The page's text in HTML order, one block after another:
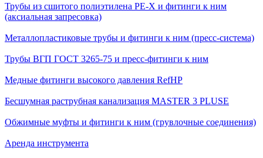
Трубы из сшитого полиэтилена PE-X и фитинги к ним
(аксиальная запресовка)
Металлопластиковые трубы и фитинги к ним (пресс-система)
Трубы ВГП ГОСТ 3265-75 и пресс-фитинги к ним
Медные фитинги высокого давления RefHP
Бесшумная раструбная канализация MASTER 3 PLUSE
Обжимные муфты и фитинги к ним (грувлочные соединения)
Аренда инструмента